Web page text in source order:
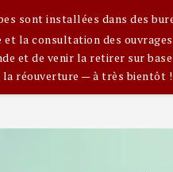
sont installées dans des
la consultation des
et de venir la retirer sur
réouverture — à très bientôt !